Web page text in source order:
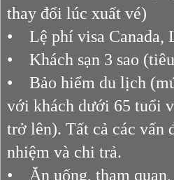
thay đổi lúc xuất vé)
• Lệ phí visa Canada,
• Khách sạn 3 sao
• Bảo hiểm du lịch
với khách dưới 65 tuổi
trở lên). Tất cả các vấn
nhiệm và chi trả.
• Ăn uống, tham